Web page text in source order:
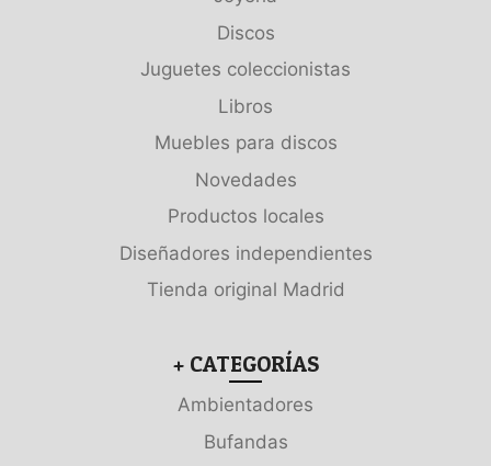
Discos
Juguetes coleccionistas
Libros
Muebles para discos
Novedades
Productos locales
Diseñadores independientes
Tienda original Madrid
+ CATEGORÍAS
Ambientadores
Bufandas